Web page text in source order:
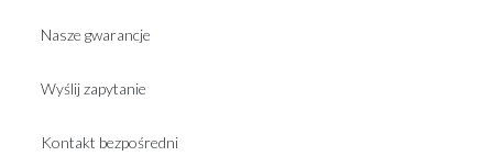
Nasze gwarancje
Wyślij zapytanie
Kontakt bezpośredni